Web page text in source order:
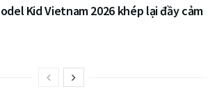
Kid Vietnam 2026 khép lại đầy cảm